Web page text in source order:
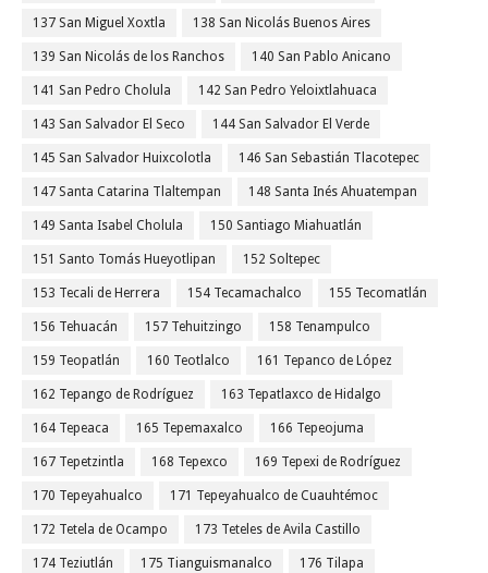
137 San Miguel Xoxtla 138 San Nicolás Buenos Aires
139 San Nicolás de los Ranchos 140 San Pablo Anicano
141 San Pedro Cholula 142 San Pedro Yeloixtlahuaca
143 San Salvador El Seco 144 San Salvador El Verde
145 San Salvador Huixcolotla 146 San Sebastián Tlacotepec
147 Santa Catarina Tlaltempan 148 Santa Inés Ahuatempan
149 Santa Isabel Cholula 150 Santiago Miahuatlán
151 Santo Tomás Hueyotlipan 152 Soltepec
153 Tecali de Herrera 154 Tecamachalco 155 Tecomatlán
156 Tehuacán 157 Tehuitzingo 158 Tenampulco
159 Teopatlán 160 Teotlalco 161 Tepanco de López
162 Tepango de Rodríguez 163 Tepatlaxco de Hidalgo
164 Tepeaca 165 Tepemaxalco 166 Tepeojuma
167 Tepetzintla 168 Tepexco 169 Tepexi de Rodríguez
170 Tepeyahualco 171 Tepeyahualco de Cuauhtémoc
172 Tetela de Ocampo 173 Teteles de Avila Castillo
174 Teziutlán 175 Tianguismanalco 176 Tilapa